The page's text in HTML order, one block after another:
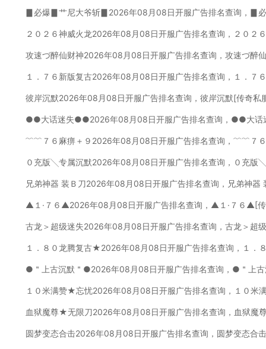
▊必爆▊艹尼大爷斩▊2026年08月08日开服广告排名查询，▊
２０２６神威火龙2026年08月08日开服广告排名查询，２０２
攻速づ醉仙财神2026年08月08日开服广告排名查询，攻速づ醉
１．７６新版复古2026年08月08日开服广告排名查询，１．７
彼岸沉默2026年08月08日开服广告排名查询，彼岸沉默[传奇私
●●大话迷失●●2026年08月08日开服广告排名查询，●●大话
﹌﹌７６麻痹＋９2026年08月08日开服广告排名查询，﹌﹌７
０充版╲专属沉默2026年08月08日开服广告排名查询，０充版
兄弟神器 装Ｂ刀2026年08月08日开服广告排名查询，兄弟神器
▲１·７６▲2026年08月08日开服广告排名查询，▲１·７６▲[
古龙＞超级迷失2026年08月08日开服广告排名查询，古龙＞超
１．８０龙腾复古★2026年08月08日开服广告排名查询，１．
●＂上古沉默＂●2026年08月08日开服广告排名查询，●＂上
１０米满赞★忘忧2026年08月08日开服广告排名查询，１０米
血狱魔尊★无限刀2026年08月08日开服广告排名查询，血狱魔
圆梦变态合击2026年08月08日开服广告排名查询，圆梦变态合